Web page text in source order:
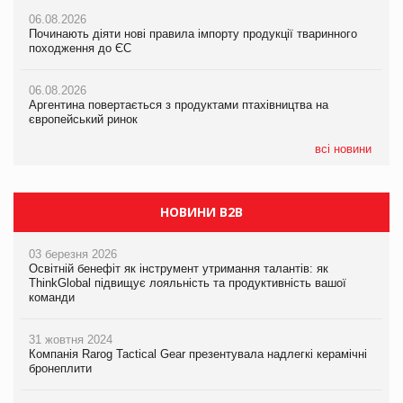
06.08.2026
Починають діяти нові правила імпорту продукції тваринного
походження до ЄС
06.08.2026
Аргентина повертається з продуктами птахівництва на
європейський ринок
всі новини
06.08.2026
Починають діяти нові правила імпорту продукції тваринного
походження до ЄС
06.08.2026
Аргентина повертається з продуктами птахівництва на
європейський ринок
06.08.2026
Починають діяти нові правила імпорту продукції тваринного
походження до ЄС
06.08.2026
Аргентина повертається з продуктами птахівництва на
європейський ринок
НОВИНИ B2B
03 березня 2026
Освітній бенефіт як інструмент утримання талантів: як
ThinkGlobal підвищує лояльність та продуктивність вашої
команди
31 жовтня 2024
Компанія Rarog Tactical Gear презентувала надлегкі керамічні
бронеплити